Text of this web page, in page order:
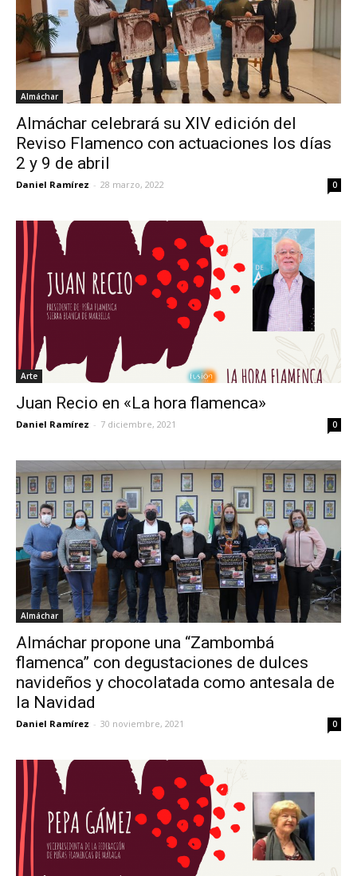
Almáchar
Almáchar celebrará su XIV edición del
Reviso Flamenco con actuaciones los días
2 y 9 de abril
Daniel Ramírez - 28 marzo, 2022 0
Arte
Juan Recio en «La hora flamenca»
Daniel Ramírez - 7 diciembre, 2021 0
Almáchar
Almáchar propone una “Zambombá
flamenca” con degustaciones de dulces
navideños y chocolatada como antesala de
la Navidad
Daniel Ramírez - 30 noviembre, 2021 0